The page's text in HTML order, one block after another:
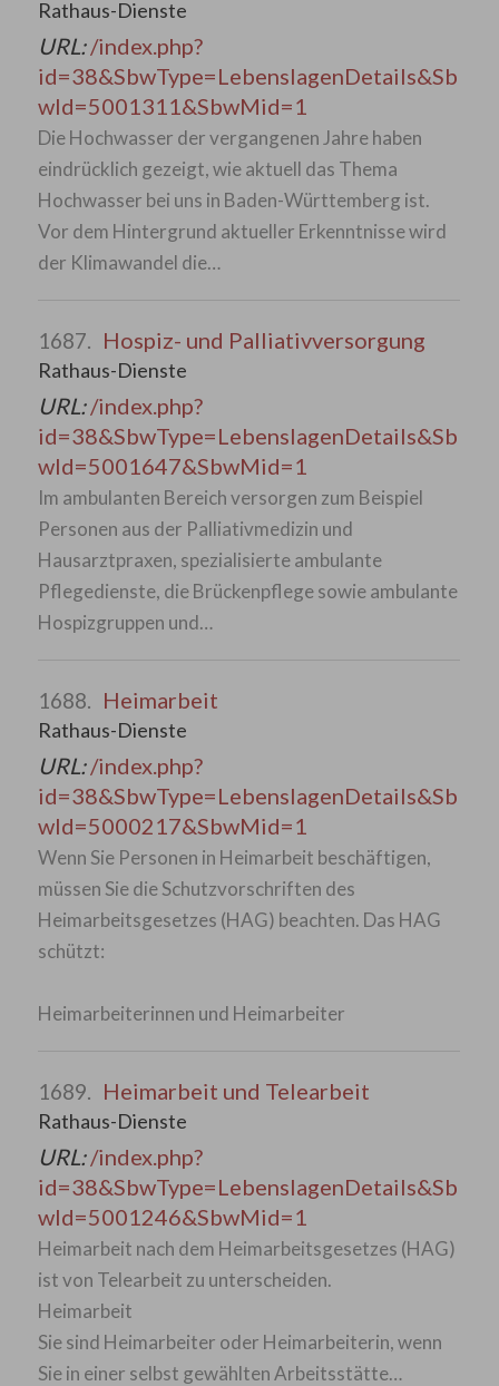
Rathaus-Dienste
URL:/index.php?
id=38&SbwType=LebenslagenDetails&Sb
wId=5001311&SbwMid=1
Die Hochwasser der vergangenen Jahre haben
eindrücklich gezeigt, wie aktuell das Thema
Hochwasser bei uns in Baden-Württemberg ist.
Vor dem Hintergrund aktueller Erkenntnisse wird
der Klimawandel die…
1687. Hospiz- und Palliativversorgung
Rathaus-Dienste
URL:/index.php?
id=38&SbwType=LebenslagenDetails&Sb
wId=5001647&SbwMid=1
Im ambulanten Bereich versorgen zum Beispiel
Personen aus der Palliativmedizin und
Hausarztpraxen, spezialisierte ambulante
Pflegedienste, die Brückenpflege sowie ambulante
Hospizgruppen und…
1688. Heimarbeit
Rathaus-Dienste
URL:/index.php?
id=38&SbwType=LebenslagenDetails&Sb
wId=5000217&SbwMid=1
Wenn Sie Personen in Heimarbeit beschäftigen,
müssen Sie die Schutzvorschriften des
Heimarbeitsgesetzes (HAG) beachten. Das HAG
schützt:
Heimarbeiterinnen und Heimarbeiter
1689. Heimarbeit und Telearbeit
Rathaus-Dienste
URL:/index.php?
id=38&SbwType=LebenslagenDetails&Sb
wId=5001246&SbwMid=1
Heimarbeit nach dem Heimarbeitsgesetzes (HAG)
ist von Telearbeit zu unterscheiden.
Heimarbeit
Sie sind Heimarbeiter oder Heimarbeiterin, wenn
Sie in einer selbst gewählten Arbeitsstätte…